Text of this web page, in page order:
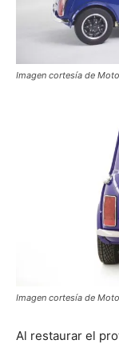
Imagen cortesía de
Imagen cortesía de
Al restaurar el